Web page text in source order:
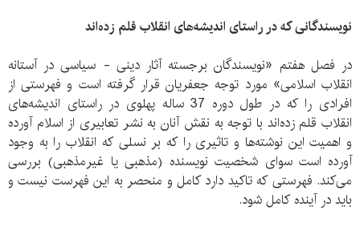
نویسندگانی که در راستای اندیشه‌های انقلاب قلم زده‌اند
در فصل هفتم «نویسندگان برجسته آثار دینی - سیاسی در آستانه
انقلاب اسلامی» مورد توجه جعفریان قرار گرفته‌ است و فهرستی از
افرادی را که در طول دوره 37 ساله پهلوی در راستای اندیشه‌های
انقلاب قلم زده‌اند با توجه به نقش آنان به نشر تعابیری از اسلام آورده
و اهمیت این نوشته‌ها و تاثیری را که بر نسلی که انقلاب را به وجود
آورده است سوای شخصیت نویسنده (مذهبی یا غیرمذهبی) بررسی
می‌کند. فهرستی که تاکید دارد کامل و منحصر به این فهرست نیست و
باید در آینده کامل شود.